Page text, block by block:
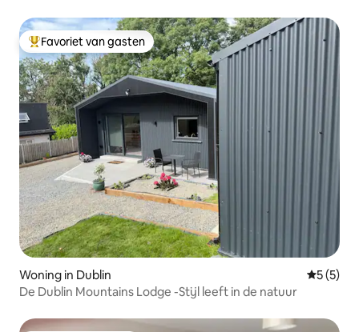
Topfavoriet van gasten
Favoriet van gasten
Woning in Dublin
5 (5)
De Dublin Mountains Lodge -Stijl leeft in de natuur